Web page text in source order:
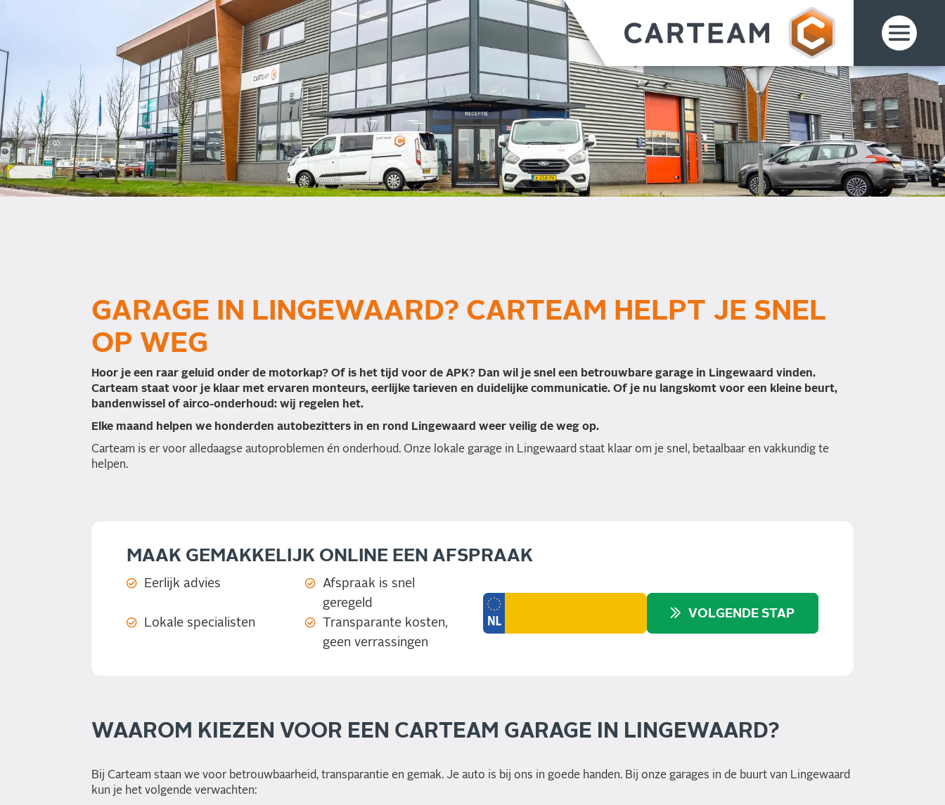
GARAGE IN LINGEWAARD? CARTEAM HELPT JE SNEL
OP WEG
Hoor je een raar geluid onder de motorkap? Of is het tijd voor de APK? Dan wil je snel een betrouwbare garage in Lingewaard vinden.
Carteam staat voor je klaar met ervaren monteurs, eerlijke tarieven en duidelijke communicatie. Of je nu langskomt voor een kleine beurt,
bandenwissel of airco-onderhoud: wij regelen het.
Elke maand helpen we honderden autobezitters in en rond Lingewaard weer veilig de weg op.
Carteam is er voor alledaagse autoproblemen én onderhoud. Onze lokale garage in Lingewaard staat klaar om je snel, betaalbaar en vakkundig te
helpen.
MAAK GEMAKKELIJK ONLINE EEN AFSPRAAK
Eerlijk advies
Afspraak is snel
geregeld
Lokale specialisten
Transparante kosten,
geen verrassingen
VOLGENDE STAP
WAAROM KIEZEN VOOR EEN CARTEAM GARAGE IN LINGEWAARD?
Bij Carteam staan we voor betrouwbaarheid, transparantie en gemak. Je auto is bij ons in goede handen. Bij onze garages in de buurt van Lingewaard
kun je het volgende verwachten: